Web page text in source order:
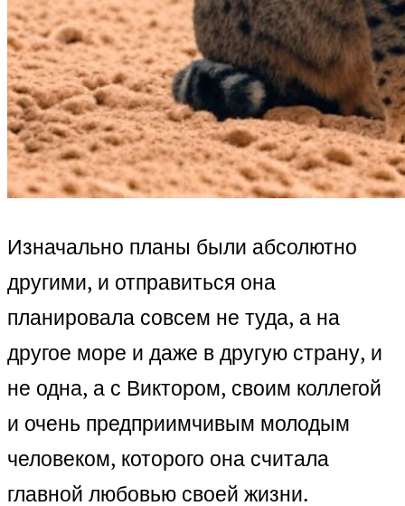
Изначально планы были абсолютно
другими, и отправиться она
планировала совсем не туда, а на
другое море и даже в другую страну, и
не одна, а с Виктором, своим коллегой
и очень предприимчивым молодым
человеком, которого она считала
главной любовью своей жизни.